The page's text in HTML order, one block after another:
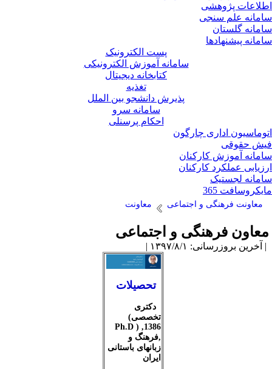
پژوهشی
علم سنجی
گلستان
پیشنهادها
پست الکترونیک
سامانه آموزش الکترونیکی
کتابخانه دیجیتال
تغذیه
پذیرش دانشجو بین الملل
سامانه سرو
احکام پرسنلی
اداری چارگون
حقوقی
آموزش کارکنان
عملکرد کارکنان
لجستیک
365
معاونت فرهنگی و اجتماعی معاونت
فرهنگی و اجتماعی
بروزرسانی: ۱۳۹۷/۸/۱ |
تحصیلات
دکتری
تخصصی(
Ph.D ) ,1386
فرهنگ و
زبانهای باستانی
ایران